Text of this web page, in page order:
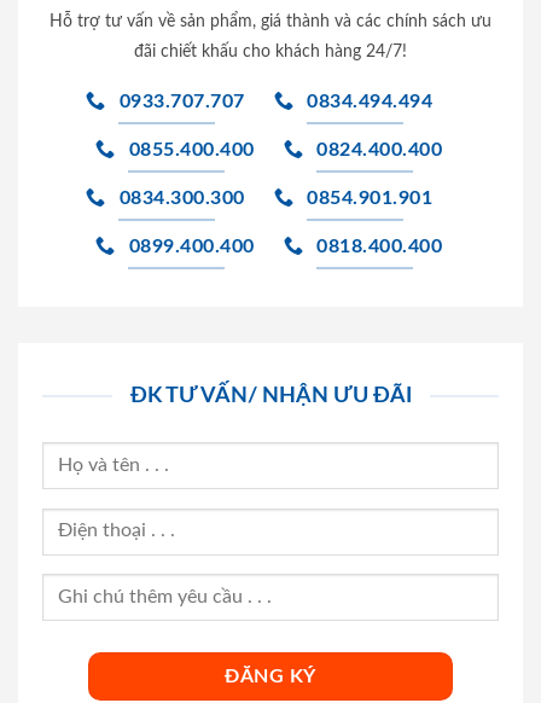
Hỗ trợ tư vấn về sản phẩm, giá thành và các chính sách ưu
đãi chiết khấu cho khách hàng 24/7!
0933.707.707 0834.494.494
0855.400.400 0824.400.400
0834.300.300 0854.901.901
0899.400.400 0818.400.400
ĐK TƯ VẤN/ NHẬN ƯU ĐÃI